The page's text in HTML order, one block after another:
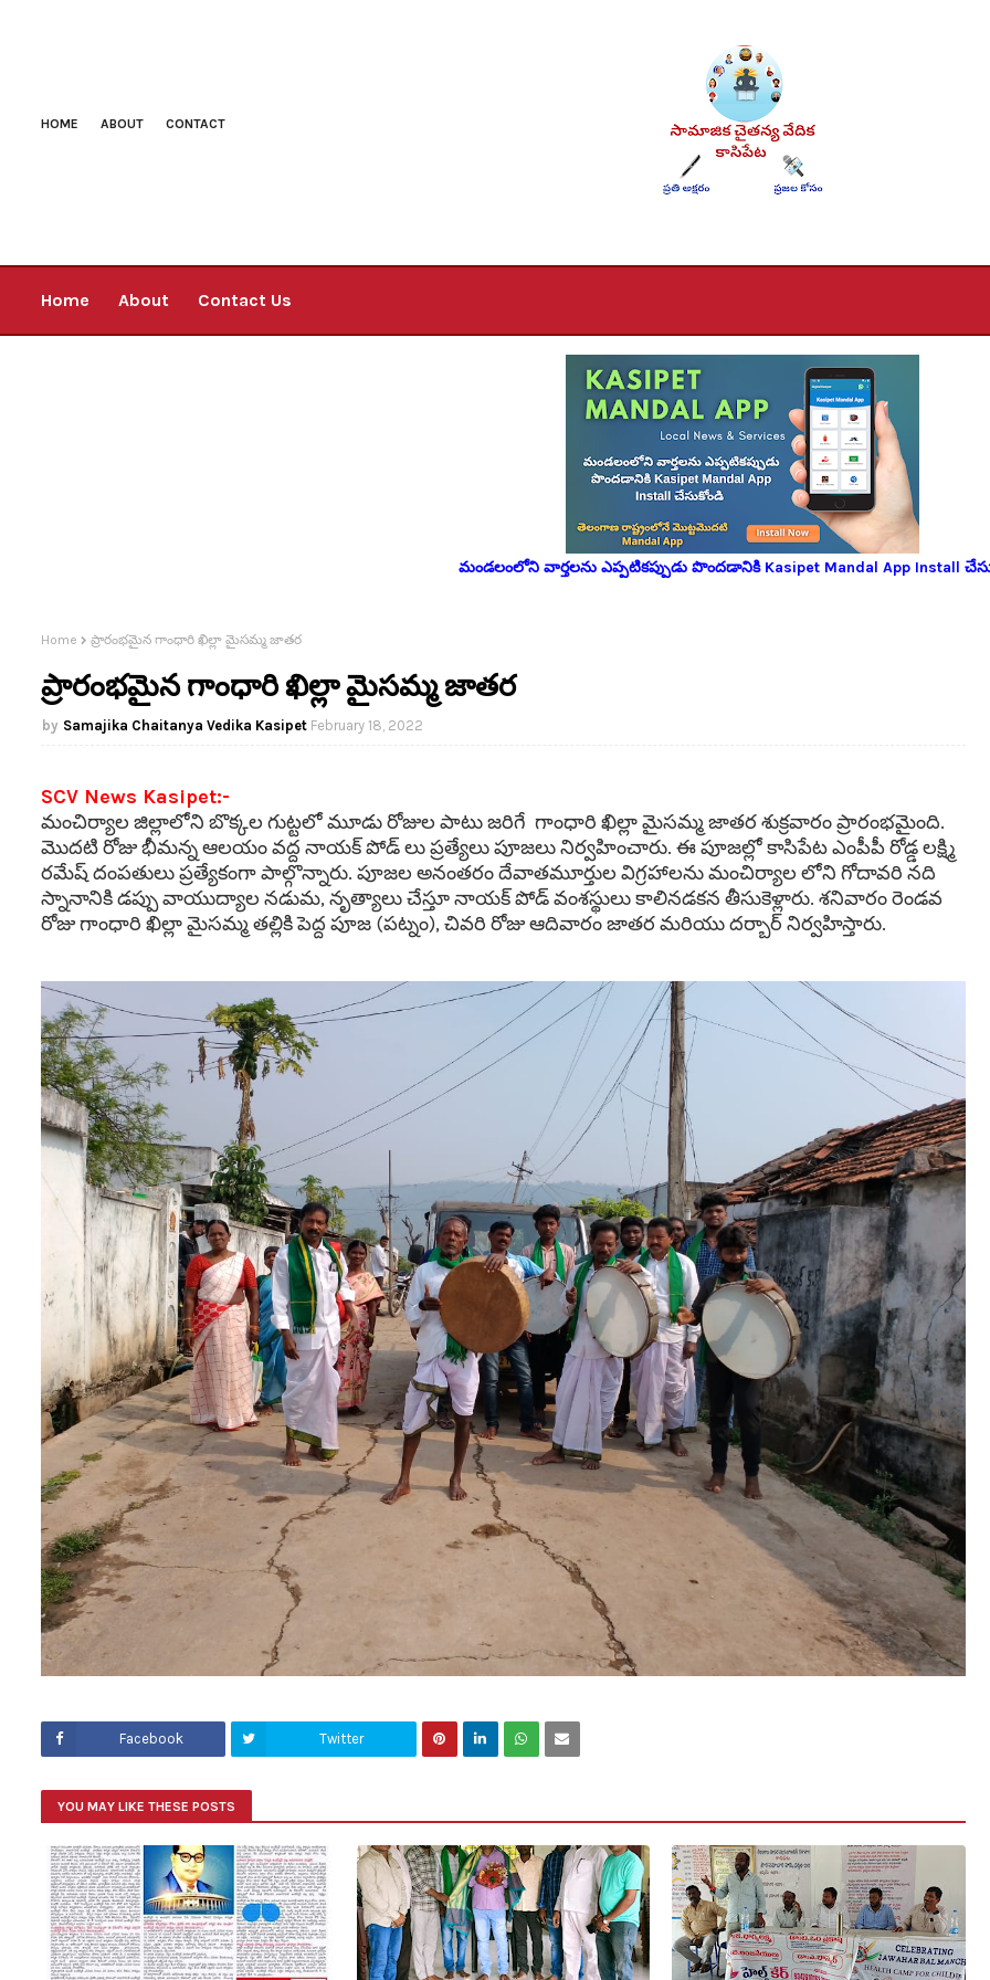
HOME ABOUT CONTACT
Home About Contact Us
మండలంలోని వార్తలను ఎప్పటికప్పుడు పొందడానికి Kasipet Mandal App Install
Home ప్రారంభమైన గాంధారి ఖిల్లా మైసమ్మ జాతర
ప్రారంభమైన గాంధారి ఖిల్లా మైసమ్మ జాతర
Samajika Chaitanya Vedika Kasipet February 18, 2022
SCV News Kasipet:-
మంచిర్యాల జిల్లాలోని బొక్కల గుట్టలో మూడురోజుల పాటు జరిగే గాంధారి ఖిల్లా మైసమ్మ జాతర శుక్రవారం ప్రారంభమైంది.
మొదటి రోజు భీమన్న ఆలయం వద్ద నాయక్ పోడ్ లు ప్రత్యేలు పూజలు నిర్వహించారు. ఈ పూజల్లో కాసిపేట ఎంపీపీ రోడ్డ లక్ష్మి
రమేష్ దంపతులు ప్రత్యేకంగా పాల్గొన్నారు. పూజల అనంతరం దేవాతమూర్తుల విగ్రహాలను మంచిర్యాల లోని గోదావరి నది
స్నానానికి డప్పు వాయుద్యాల నడుమ, నృత్యాలు చేస్తూ నాయక్ పోడ్ వంశస్థులు కాలినడకన తీసుకెళ్లారు. శనివారం రెండవ
రోజు గాంధారి ఖిల్లా మైసమ్మ తల్లికి పెద్ద పూజ (పట్నం), చివరి రోజు ఆదివారం జాతర మరియు దర్బార్ నిర్వహిస్తారు.
Facebook Twitter
YOU MAY LIKE THESE POSTS